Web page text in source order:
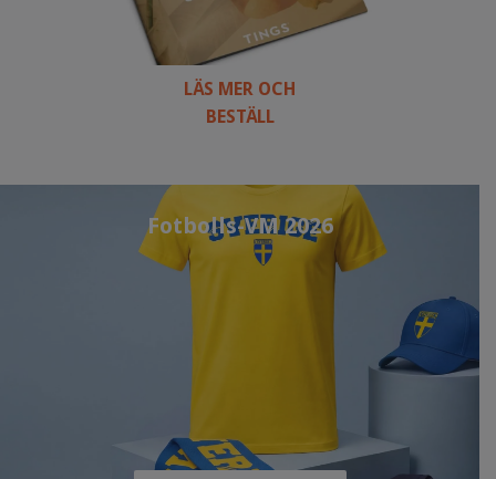
LÄS MER OCH
BESTÄLL
Fotbolls-VM 2026